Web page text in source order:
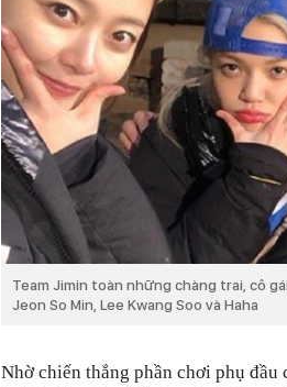
Team Jimin toàn những chàng trai, cô
Jeon So Min, Lee Kwang Soo và Haha
Nhờ chiến thắng phần chơi phụ